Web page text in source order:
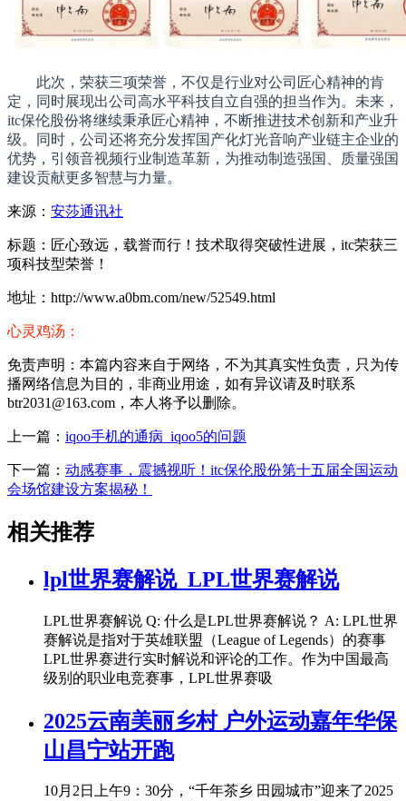
此次，荣获三项荣誉，不仅是行业对公司匠心精神的肯
定，同时展现出公司高水平科技自立自强的担当作为。未来，
itc保伦股份将继续秉承匠心精神，不断推进技术创新和产业升
级。同时，公司还将充分发挥国产化灯光音响产业链主企业的
优势，引领音视频行业制造革新，为推动制造强国、质量强国
建设贡献更多智慧与力量。
来源： 安莎通讯社
标题：匠心致远，载誉而行！技术取得突破性进展，itc荣获三
项科技型荣誉！
地址：http://www.a0bm.com/new/52549.html
心灵鸡汤：
免责声明：本篇内容来自于网络，不为其真实性负责，只为传
播网络信息为目的，非商业用途，如有异议请及时联系
btr2031@163.com，本人将予以删除。
上一篇： iqoo手机的通病_iqoo5的问题
下一篇： 动感赛事，震撼视听！itc保伦股份第十五届全国运动
会场馆建设方案揭秘！
相关推荐
lpl世界赛解说_LPL世界赛解说
LPL世界赛解说 Q: 什么是LPL世界赛解说？ A: LPL世界
赛解说是指对于英雄联盟（League of Legends）的赛事
LPL世界赛进行实时解说和评论的工作。作为中国最高
级别的职业电竞赛事，LPL世界赛吸
2025云南美丽乡村 户外运动嘉年华保
山昌宁站开跑
10月2日上午9：30分，“千年茶乡 田园城市”迎来了2025